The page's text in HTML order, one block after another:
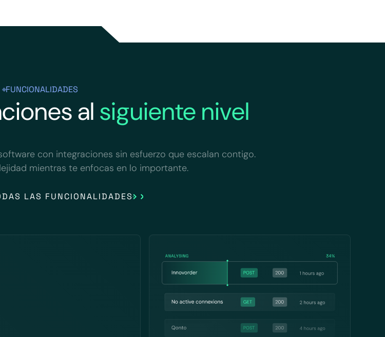
FUNCIONALIDADES
al siguiente nivel
con integraciones sin esfuerzo que escalan contigo.
mientras te enfocas en lo importante.
LAS FUNCIONALIDADES